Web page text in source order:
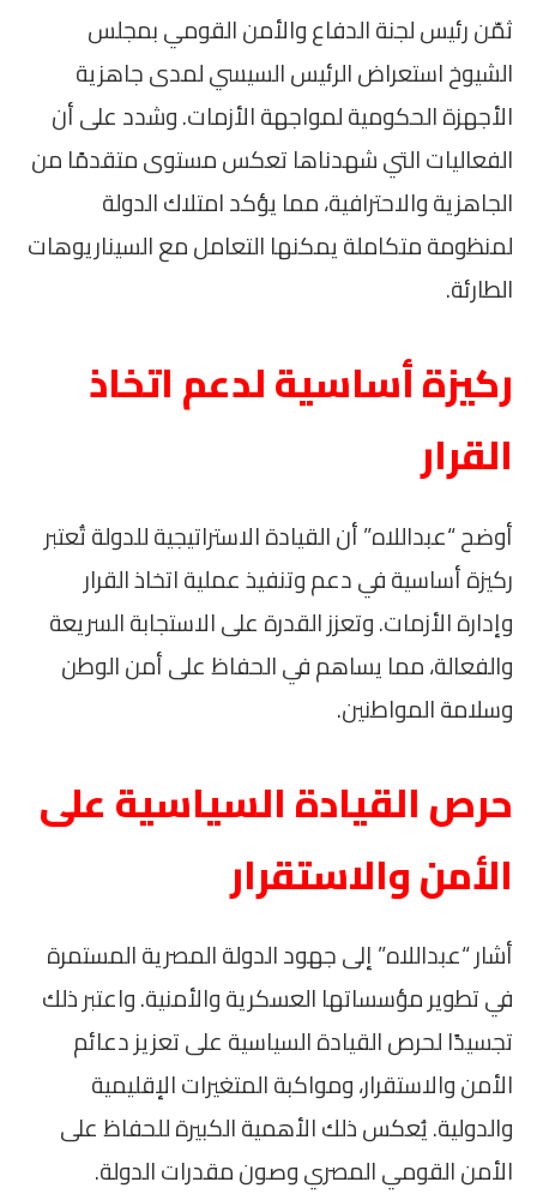
ثمّن رئيس لجنة الدفاع والأمن القومي بمجلس
الشيوخ استعراض الرئيس السيسي لمدى جاهزية
الأجهزة الحكومية لمواجهة الأزمات. وشدد على أن
الفعاليات التي شهدناها تعكس مستوى متقدمًا من
الجاهزية والاحترافية، مما يؤكد امتلاك الدولة
لمنظومة متكاملة يمكنها التعامل مع السيناريوهات
الطارئة.
ركيزة أساسية لدعم اتخاذ
القرار
أوضح “عبداللاه” أن القيادة الاستراتيجية للدولة تُعتبر
ركيزة أساسية في دعم وتنفيذ عملية اتخاذ القرار
وإدارة الأزمات. وتعزز القدرة على الاستجابة السريعة
والفعالة، مما يساهم في الحفاظ على أمن الوطن
وسلامة المواطنين.
حرص القيادة السياسية على
الأمن والاستقرار
أشار “عبداللاه” إلى جهود الدولة المصرية المستمرة
في تطوير مؤسساتها العسكرية والأمنية. واعتبر ذلك
تجسيدًا لحرص القيادة السياسية على تعزيز دعائم
الأمن والاستقرار، ومواكبة المتغيرات الإقليمية
والدولية. يُعكس ذلك الأهمية الكبيرة للحفاظ على
الأمن القومي المصري وصون مقدرات الدولة.